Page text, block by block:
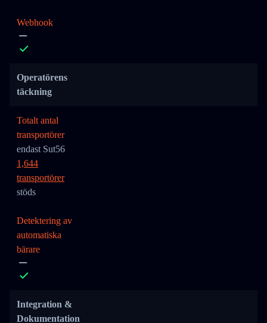
Webhook
Operatörens
täckning
Totalt antal
transportörer
endast Sut56
1,644
transportörer
stöds
Detektering av
automatiska
bärare
Integration &
Dokumentation